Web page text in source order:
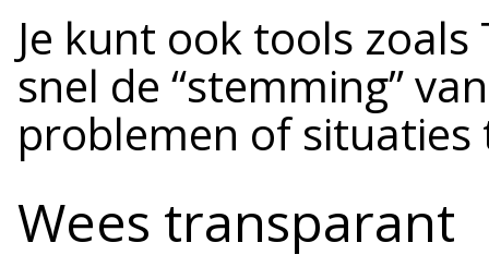
Je kunt ook tools
snel de “stemming”
problemen of
Wees transparant